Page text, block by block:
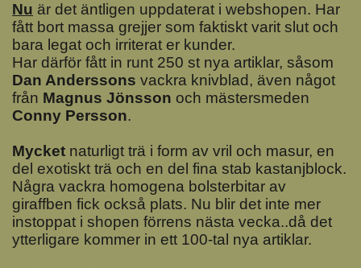
Nu är det äntligen uppdaterat i webshopen. Har
fått bort massa grejjer som faktiskt varit slut och
bara legat och irriterat er kunder.
Har därför fått in runt 250 st nya artiklar, såsom
Dan Anderssons vackra knivblad, även något
från Magnus Jönsson och mästersmeden
Conny Persson.
Mycket naturligt trä i form av vril och masur, en
del exotiskt trä och en del fina stab kastanjblock.
Några vackra homogena bolsterbitar av
giraffben fick också plats. Nu blir det inte mer
instoppat i shopen förrens nästa vecka..då det
ytterligare kommer in ett 100-tal nya artiklar.